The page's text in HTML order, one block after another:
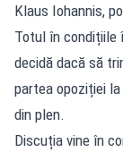
Klaus Iohannis,
Totul în condițiile
decidă dacă să
partea opoziției
din plen.
Discuția vine în